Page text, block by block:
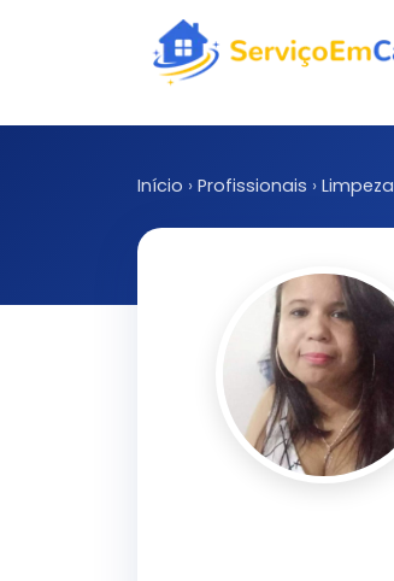
Início › Profissionais ›